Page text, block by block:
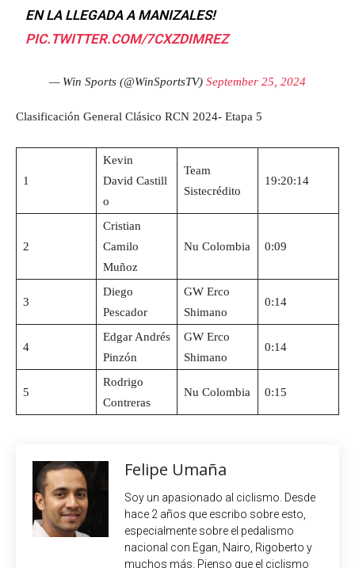
EN LA LLEGADA A MANIZALES!
PIC.TWITTER.COM/7CXZDIMREZ
— Win Sports (@WinSportsTV) September 25, 2024
Clasificación General Clásico RCN 2024- Etapa 5
1
Kevin
David Castill
o
Team
Sistecrédito
19:20:14
2
Cristian
Camilo
Muñoz
Nu Colombia 0:09
3
Diego
Pescador
GW Erco
Shimano
0:14
4
Edgar Andrés
Pinzón
GW Erco
Shimano
0:14
5
Rodrigo
Contreras
Nu Colombia 0:15
Felipe Umaña
Soy un apasionado al ciclismo. Desde
hace 2 años que escribo sobre esto,
especialmente sobre el pedalismo
nacional con Egan, Nairo, Rigoberto y
muchos más. Pienso que el ciclismo